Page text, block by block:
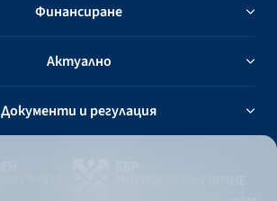
Финансиране
Актуално
Документи и регулация